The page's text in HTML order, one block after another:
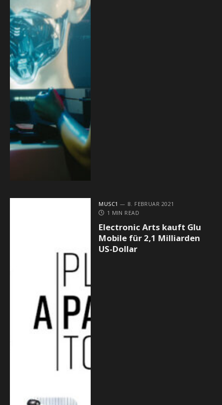
MUSC1
8. FEBRUAR 2021
1 MIN READ
Electronic Arts kauft Glu
Mobile für 2,1 Milliarden
US-Dollar